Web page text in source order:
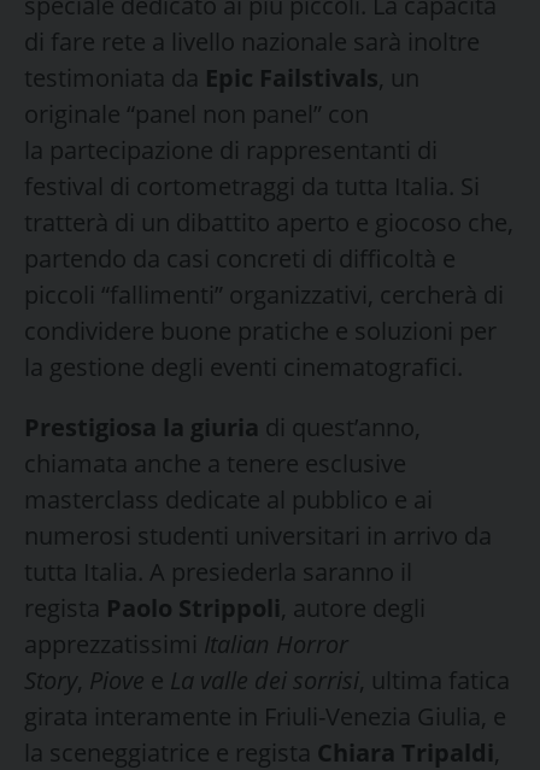
di fare rete a livello nazionale sarà inoltre
testimoniata da Epic Failstivals, un
originale “panel non panel” con
la partecipazione di rappresentanti di
festival di cortometraggi da tutta Italia. Si
tratterà di un dibattito aperto e giocoso che,
partendo da casi concreti di difficoltà e
piccoli “fallimenti” organizzativi, cercherà di
condividere buone pratiche e soluzioni per
la gestione degli eventi cinematografici.
Prestigiosa la giuria di quest’anno,
chiamata anche a tenere esclusive
masterclass dedicate al pubblico e ai
numerosi studenti universitari in arrivo da
tutta Italia. A presiederla saranno il
regista Paolo Strippoli, autore degli
apprezzatissimi Italian Horror
Story, Piove e La valle dei sorrisi, ultima fatica
girata interamente in Friuli-Venezia Giulia, e
la sceneggiatrice e regista Chiara Tripaldi,